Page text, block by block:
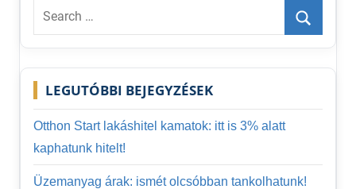
Search
Search
LEGUTÓBBI BEJEGYZÉSEK
Otthon Start lakáshitel kamatok: itt is 3% alatt
kaphatunk hitelt!
Üzemanyag árak: ismét olcsóbban tankolhatunk!